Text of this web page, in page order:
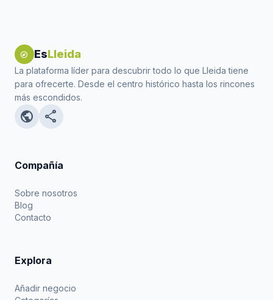
explore EsLleida
La plataforma líder para descubrir todo lo que Lleida tiene
para ofrecerte. Desde el centro histórico hasta los rincones
más escondidos.
public share
Compañía
Sobre nosotros
Blog
Contacto
Explora
Añadir negocio